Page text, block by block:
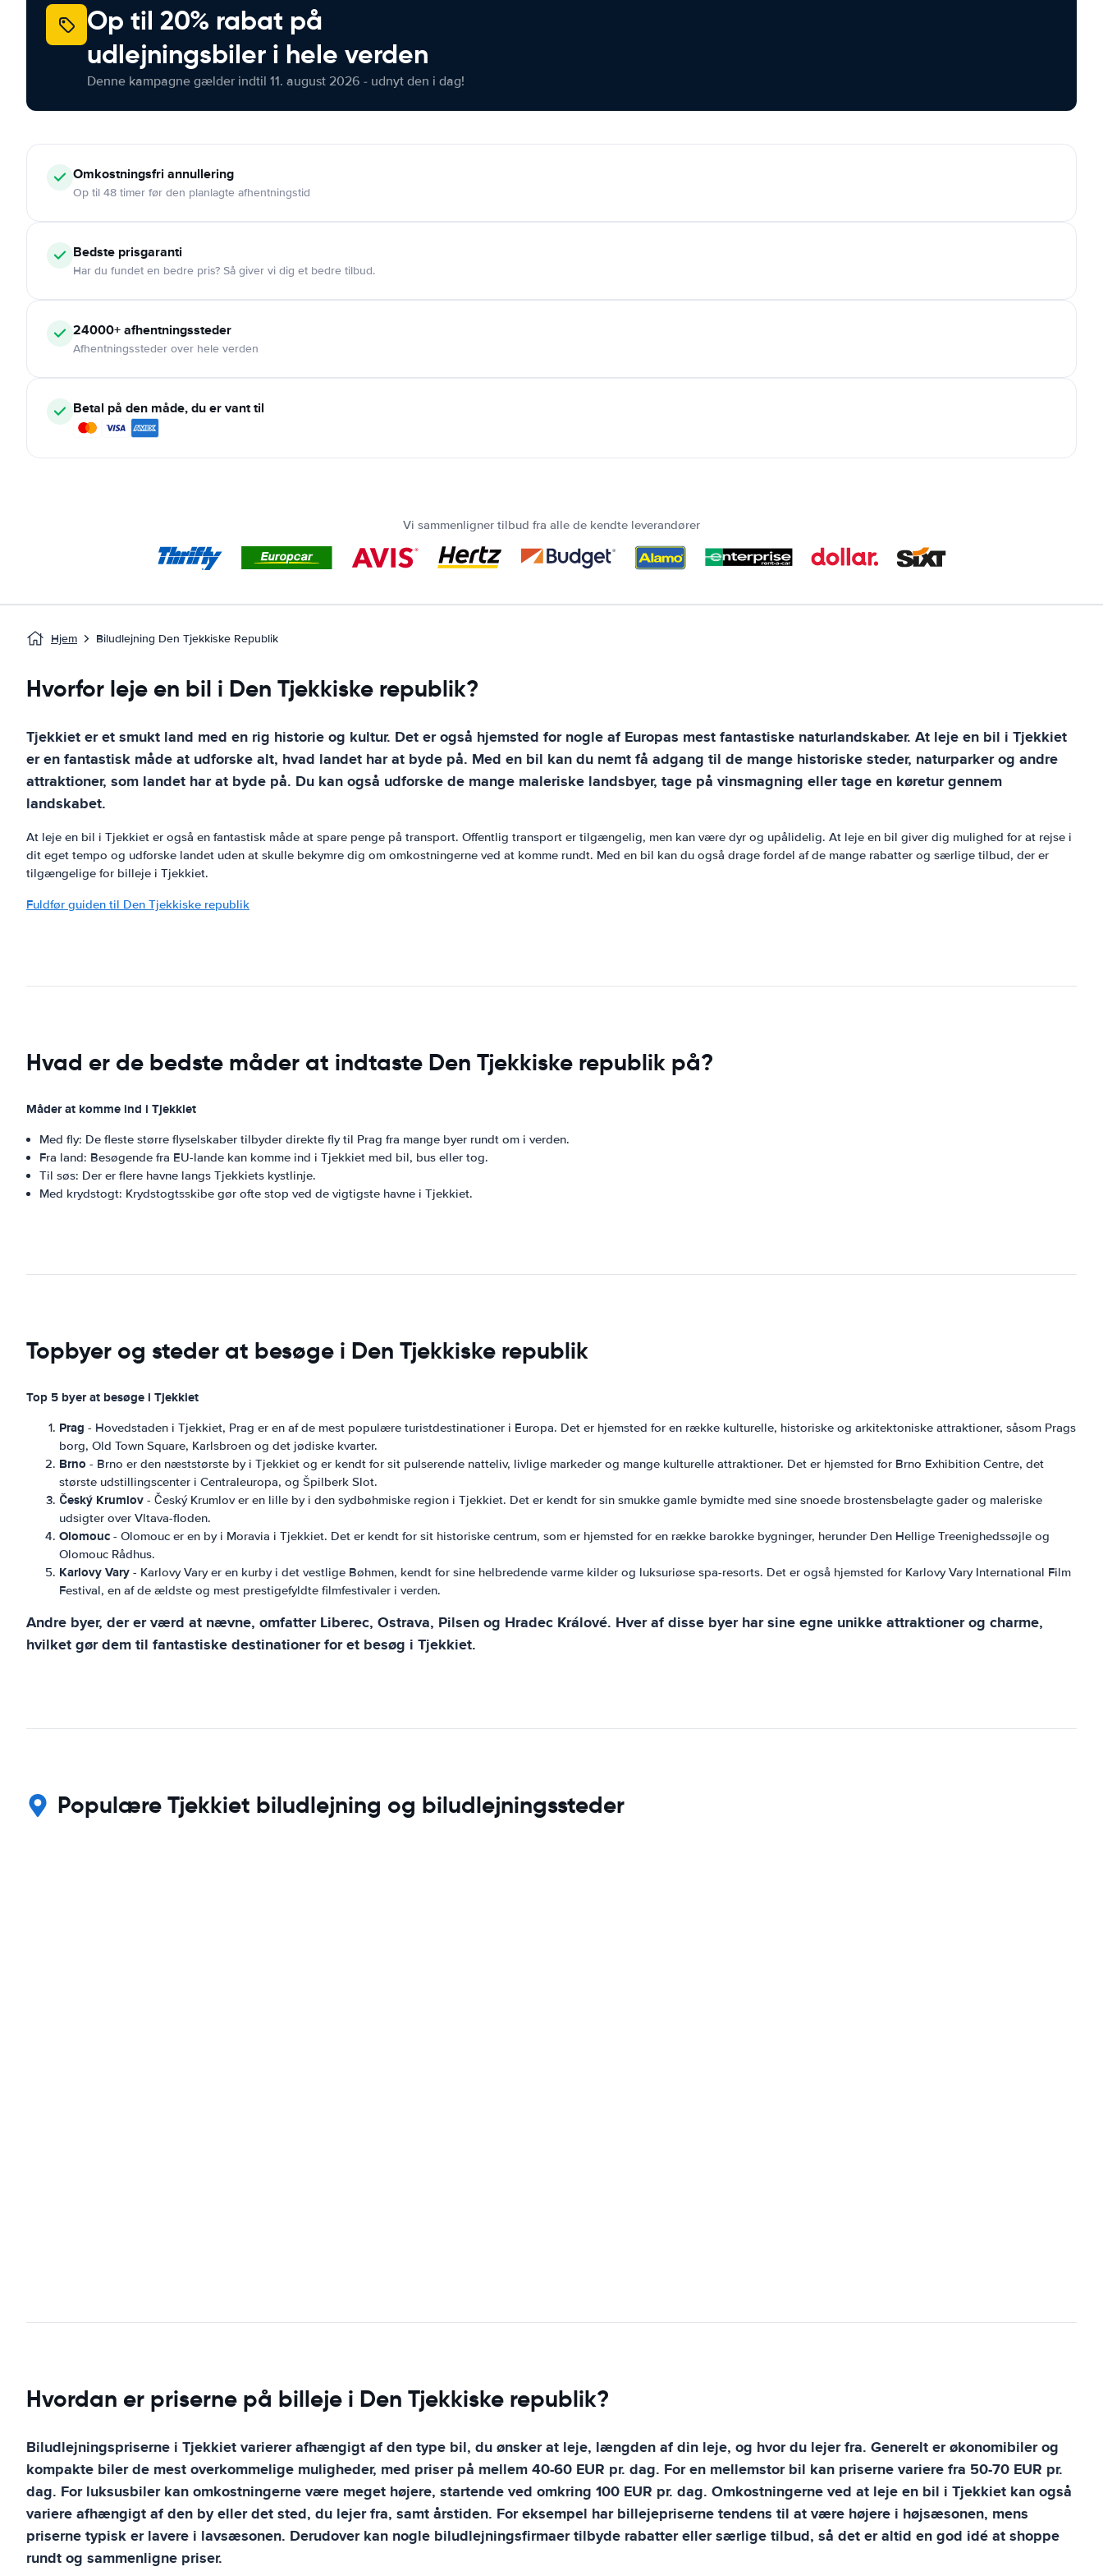
Op til 20% rabat på
udlejningsbiler i hele verden
Denne kampagne gælder indtil 11. august 2026 - udnyt den i dag!
Omkostningsfri annullering
Op til 48 timer før den planlagte afhentningstid
Bedste prisgaranti
Har du fundet en bedre pris? Så giver vi dig et bedre tilbud.
24000+afhentningssteder
Afhentningssteder over hele verden
Betal på den måde, du er vant til
Vi sammenligner tilbud fra alle de kendte leverandører
Hjem Biludlejning Den Tjekkiske Republik
Hvorfor leje en bil i Den Tjekkiske republik?
Tjekkiet er et smukt land med en rig historie og kultur. Det er også hjemsted for nogle af Europas mest fantastiske naturlandskaber. At leje en bil i Tjekkiet
er en fantastisk måde at udforske alt, hvad landet har at byde på. Med en bil kan du nemt få adgang til de mange historiske steder, naturparker og andre
attraktioner, som landet har at byde på. Du kan også udforske de mange maleriske landsbyer, tage på vinsmagning eller tage en køretur gennem
landskabet.
At leje en bil i Tjekkiet er også en fantastisk måde at spare penge på transport. Offentlig transport er tilgængelig, men kan være dyr og upålidelig. At leje en bil giver dig mulighed for at rejse i
dit eget tempo og udforske landet uden at skulle bekymre dig om omkostningerne ved at komme rundt. Med en bil kan du også drage fordel af de mange rabatter og særlige tilbud, der er
tilgængelige for billeje i Tjekkiet.
Fuldfør guiden til Den Tjekkiske republik
Hvad er de bedste måder at indtaste Den Tjekkiske republik på?
Måder at komme ind i Tjekkiet
Med fly: De fleste større flyselskaber tilbyder direkte fly til Prag fra mange byer rundt om i verden.
Fra land: Besøgende fra EU-lande kan komme ind i Tjekkiet med bil, bus eller tog.
Til søs: Der er flere havne langs Tjekkiets kystlinje.
Med krydstogt: Krydstogtsskibe gør ofte stop ved de vigtigste havne i Tjekkiet.
Topbyer og steder at besøge i Den Tjekkiske republik
Top 5 byer at besøge i Tjekkiet
Prag - Hovedstaden i Tjekkiet, Prag er en af de mest populære turistdestinationer i Europa. Det er hjemsted for en række kulturelle, historiske og arkitektoniske attraktioner, såsom Prags
borg, Old Town Square, Karlsbroen og det jødiske kvarter.
Brno - Brno er den næststørste by i Tjekkiet og er kendt for sit pulserende natteliv, livlige markeder og mange kulturelle attraktioner. Det er hjemsted for Brno Exhibition Centre, det
største udstillingscenter i Centraleuropa, og Špilberk Slot.
Český Krumlov - Český Krumlov er en lille by i den sydbøhmiske region i Tjekkiet. Det er kendt for sin smukke gamle bymidte med sine snoede brostensbelagte gader og maleriske
udsigter over Vltava-floden.
Olomouc - Olomouc er en by i Moravia i Tjekkiet. Det er kendt for sit historiske centrum, som er hjemsted for en række barokke bygninger, herunder Den Hellige Treenighedssøjle og
Olomouc Rådhus.
Karlovy Vary - Karlovy Vary er en kurby i det vestlige Bøhmen, kendt for sine helbredende varme kilder og luksuriøse spa-resorts. Det er også hjemsted for Karlovy Vary International Film
Festival, en af de ældste og mest prestigefyldte filmfestivaler i verden.
Andre byer, der er værd at nævne, omfatter Liberec, Ostrava, Pilsen og Hradec Králové. Hver af disse byer har sine egne unikke attraktioner og charme,
hvilket gør dem til fantastiske destinationer for et besøg i Tjekkiet.
Populære Tjekkiet biludlejning og biludlejningssteder
Hvordan er priserne på billeje i Den Tjekkiske republik?
Biludlejningspriserne i Tjekkiet varierer afhængigt af den type bil, du ønsker at leje, længden af din leje, og hvor du lejer fra. Generelt er økonomibiler og
kompakte biler de mest overkommelige muligheder, med priser på mellem 40-60 EUR pr. dag. For en mellemstor bil kan priserne variere fra 50-70 EUR pr.
dag. For luksusbiler kan omkostningerne være meget højere, startende ved omkring 100 EUR pr. dag. Omkostningerne ved at leje en bil i Tjekkiet kan også
variere afhængigt af den by eller det sted, du lejer fra, samt årstiden. For eksempel har billejepriserne tendens til at være højere i højsæsonen, mens
priserne typisk er lavere i lavsæsonen. Derudover kan nogle biludlejningsfirmaer tilbyde rabatter eller særlige tilbud, så det er altid en god idé at shoppe
rundt og sammenligne priser.